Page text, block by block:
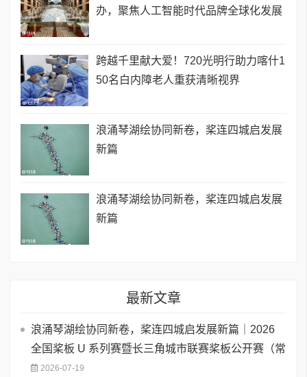
办，聚焦人工智能时代品牌全球化发展
跨越千里献大爱！720光明行助力喀什1
50名白内障老人重获清晰视界
浪涌琴湖绘协同新卷，桨连四城启发展
新篇
浪涌琴湖绘协同新卷，桨连四城启发展
新篇
最新文章
浪涌琴湖绘协同新卷，桨连四城启发展新篇｜2026
全国桨板 U 系列赛暨长三角城市联赛桨板公开赛（常
2026-07-19